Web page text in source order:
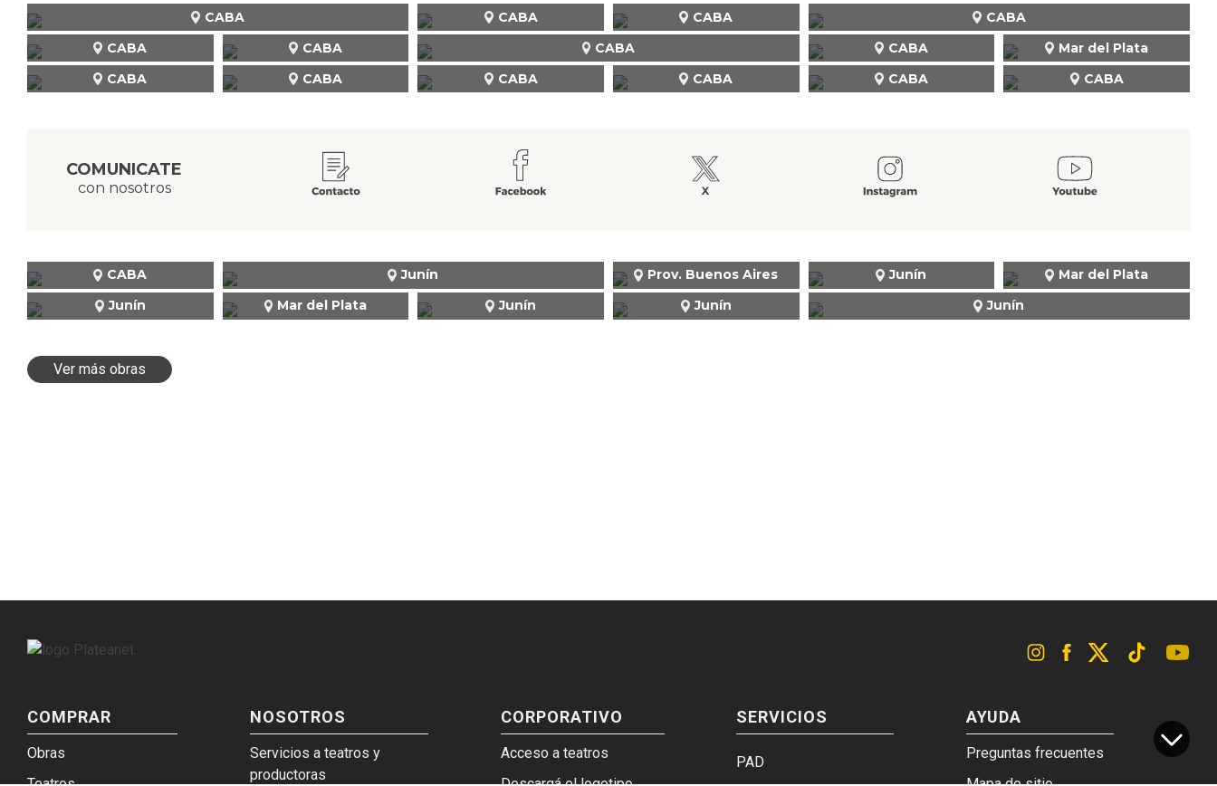
CABA CABA CABA
CABA
CABA
CABA CABA CABA
Mar del Plata
CABA
CABA CABA CABA CABA CABA
COMUNICATE
con nosotros
CABA Junín Prov. Buenos Aires Junín
Mar del Plata
Junín
Mar del Plata Junín Junín Junín
Ver más obras
COMPRAR
Obras
NOSOTROS
Servicios a teatros y
productoras
CORPORATIVO
Acceso a teatros
SERVICIOS
PAD
AYUDA
Preguntas frecuentes